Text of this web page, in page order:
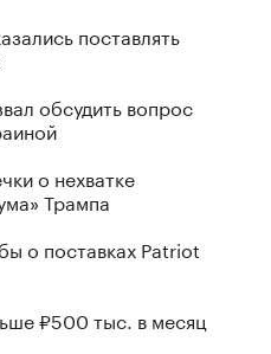
поставлять
обсудить вопрос
о нехватке
Трампа
о поставках Patriot
₽500 тыс. в месяц